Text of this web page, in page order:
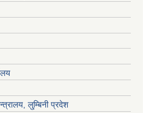
लु्म्बिनी प्रदेश